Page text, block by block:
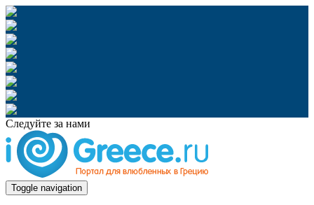
Следуйте за нами
Toggle navigation